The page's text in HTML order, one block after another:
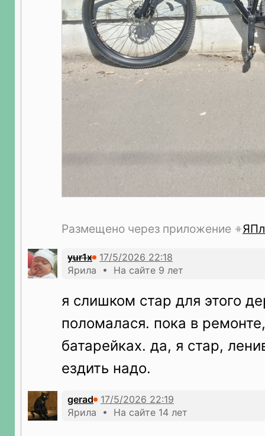
Размещено через приложение
yur1x
Ярила • На сайте 9 лет
я слишком стар для этого
поломалася. пока в
батарейках. да, я стар,
ездить надо.
gerad
Ярила • На сайте 14 лет